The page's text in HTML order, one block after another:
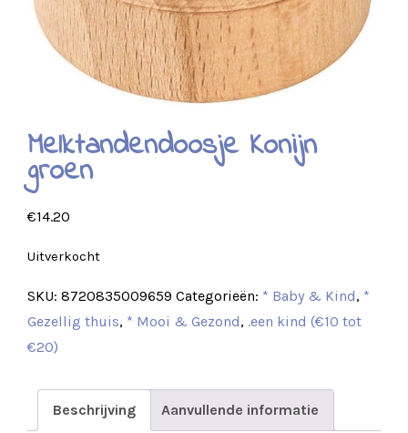
Melktandendoosje Konijn
groen
€14.20
Uitverkocht
SKU: 8720835009659 Categorieën: * Baby & Kind, *
Gezellig thuis, * Mooi & Gezond, .een kind (€10 tot
€20)
Beschrijving Aanvullende informatie